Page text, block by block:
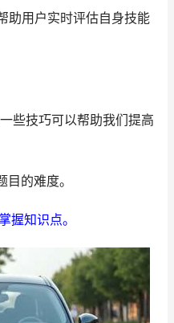
助用户实时评估自身技能
些技巧可以帮助我们提高
的难度。
握知识点。